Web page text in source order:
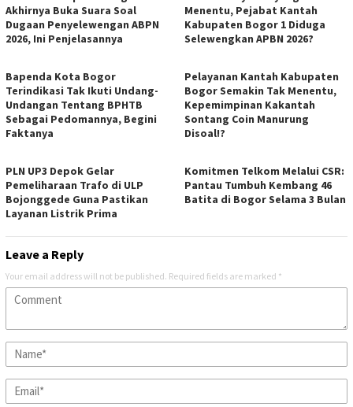
Akhirnya Buka Suara Soal
Dugaan Penyelewengan ABPN
2026, Ini Penjelasannya
Menentu, Pejabat Kantah
Kabupaten Bogor 1 Diduga
Selewengkan APBN 2026?
Bapenda Kota Bogor
Terindikasi Tak Ikuti Undang-
Undangan Tentang BPHTB
Sebagai Pedomannya, Begini
Faktanya
Pelayanan Kantah Kabupaten
Bogor Semakin Tak Menentu,
Kepemimpinan Kakantah
Sontang Coin Manurung
Disoal!?
PLN UP3 Depok Gelar
Pemeliharaan Trafo di ULP
Bojonggede Guna Pastikan
Layanan Listrik Prima
Komitmen Telkom Melalui CSR:
Pantau Tumbuh Kembang 46
Batita di Bogor Selama 3 Bulan
Leave a Reply
Your email address will not be published. Required fields are marked *